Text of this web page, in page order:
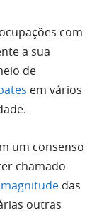
com
a sua
de
em vários
um consenso
chamado
magnitude das
outras